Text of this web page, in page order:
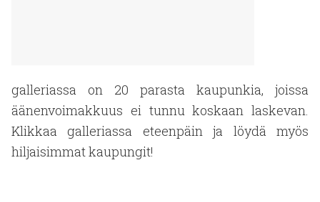
galleriassa on 20 parasta kaupunkia, joissa
äänenvoimakkuus ei tunnu koskaan laskevan.
Klikkaa galleriassa eteenpäin ja löydä myös
hiljaisimmat kaupungit!